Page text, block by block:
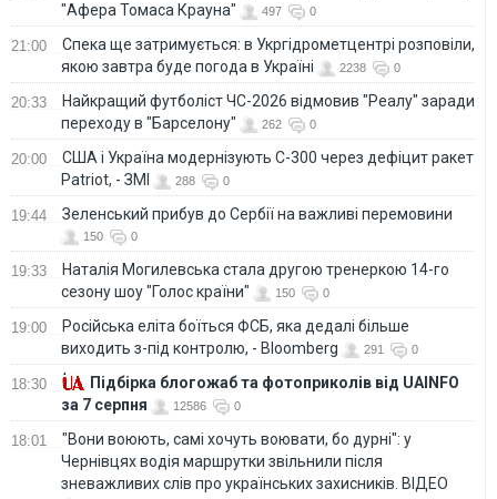
"Афера Томаса Крауна"
497 0
21:00
Спека ще затримується: в Укргідрометцентрі розповіли,
якою завтра буде погода в Україні
2238 0
20:33
Найкращий футболіст ЧС-2026 відмовив "Реалу" заради
переходу в "Барселону"
262 0
20:00
США і Україна модернізують С-300 через дефіцит ракет
Patriot, - ЗМІ
288 0
19:44 Зеленський прибув до Сербії на важливі перемовини
150 0
19:33
Наталія Могилевська стала другою тренеркою 14-го
сезону шоу "Голос країни"
150 0
19:00
Російська еліта боїться ФСБ, яка дедалі більше
виходить з-під контролю, - Bloomberg
291 0
18:30
Підбірка блогожаб та фотоприколів від UAINFO
за 7 серпня
12586 0
18:01
"Вони воюють, самі хочуть воювати, бо дурні": у
Чернівцях водія маршрутки звільнили після
зневажливих слів про українських захисників. ВІДЕО